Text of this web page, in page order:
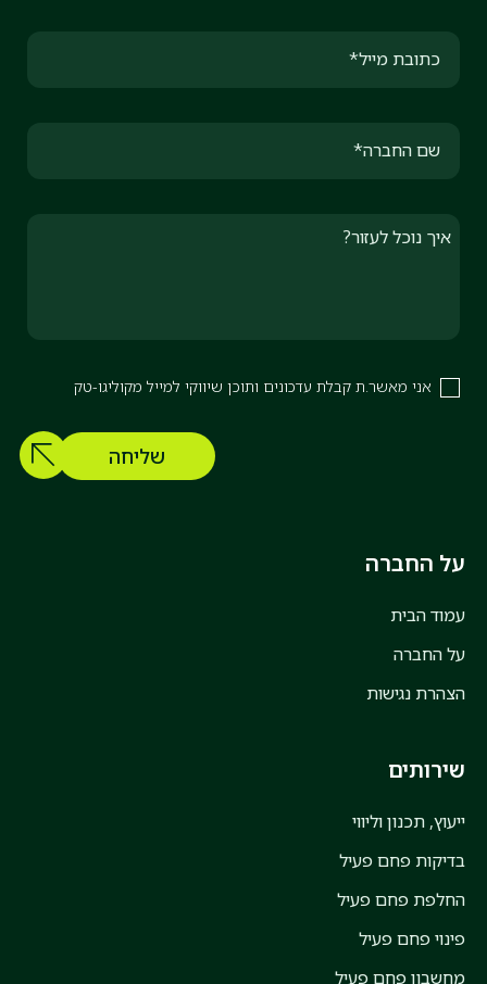
כתובת מייל*
שם החברה*
איך נוכל לעזור?
אני מאשר.ת קבלת עדכונים ותוכן שיווקי למייל מקוליגו-טק
על החברה
עמוד הבית
על החברה
הצהרת נגישות
שירותים
ייעוץ, תכנון וליווי
בדיקות פחם פעיל
החלפת פחם פעיל
פינוי פחם פעיל
מחשבון פחם פעיל